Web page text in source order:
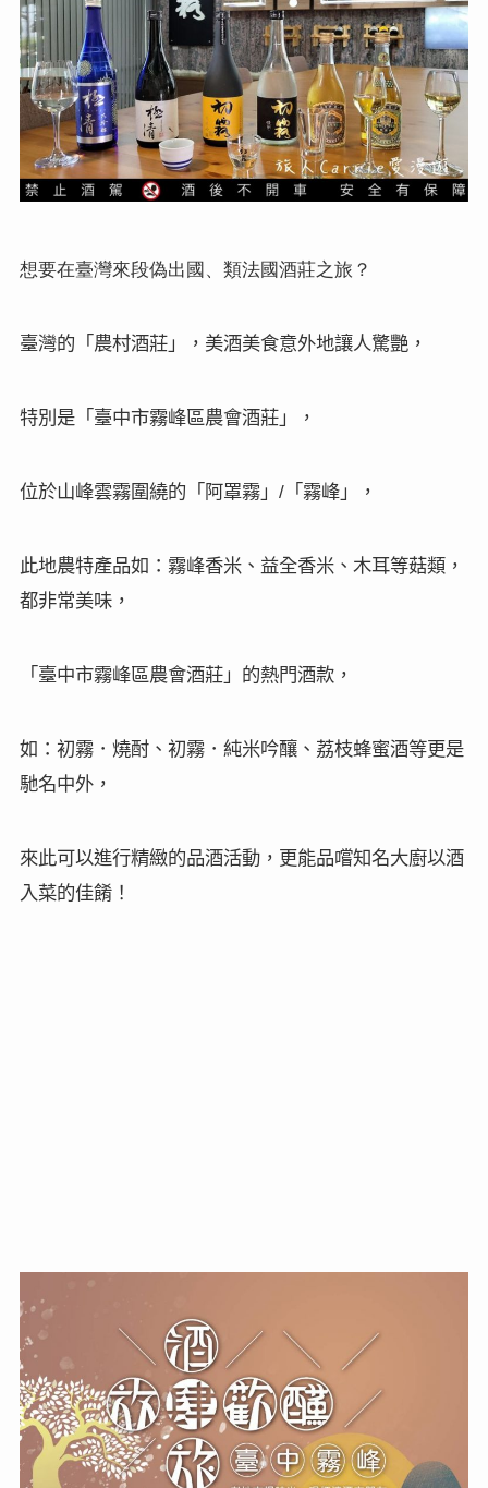
想要在臺灣來段偽出國、類法國酒莊之旅 ？
臺灣的「農村酒莊」，美酒美食意外地讓人驚艷，
特別是「臺中市霧峰區農會酒莊」，
位於山峰雲霧圍繞的「阿罩霧」 /「霧峰」，
此地農特產品如：霧峰香米、益全香米、木耳等菇類，
都非常美味，
「臺中市霧峰區農會酒莊」 的熱門酒款，
如 ： 初霧． 燒酎、初霧．純米吟釀、荔枝蜂蜜酒等更是
馳名中外，
來此可以進行精緻的品酒活動，更能品嚐知名大廚以酒
入菜的佳餚！